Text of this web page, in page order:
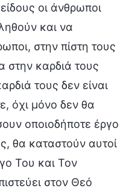
οι άνθρωποι
και να
στην πίστη τους
στην καρδιά τους
τους δεν είναι
όχι μόνο δεν θα
οποιοδήποτε έργο
θα καταστούν αυτοί
Του και Τον
στον Θεό